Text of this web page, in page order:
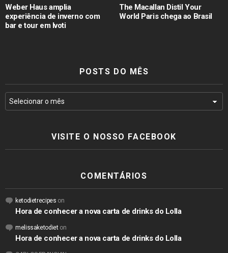
Weber Haus amplia
experiência de inverno com
bar e tour em Ivoti
The Macallan Distil Your
World Paris chega ao Brasil
POSTS DO MÊS
VISITE O NOSSO FACEBOOK
COMENTÁRIOS
ketodietrecipes on
Hora de conhecer a nova carta de drinks do Lolla
melissaketodieton
Hora de conhecer a nova carta de drinks do Lolla